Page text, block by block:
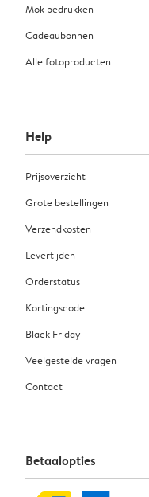
Mok bedrukken
Cadeaubonnen
Alle fotoproducten
Help
Prijsoverzicht
Grote bestellingen
Verzendkosten
Levertijden
Orderstatus
Kortingscode
Black Friday
Veelgestelde vragen
Contact
Betaalopties